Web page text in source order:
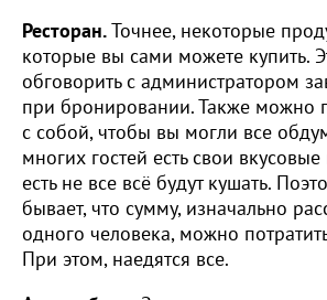
Ресторан.Точнее, некоторые
которые вы сами можете купить.
обговорить с администратором
при бронировании. Также можно
с собой, чтобы вы могли все
многих гостей есть свои вкусовые
есть не все всё будут кушать.
бывает, что сумму, изначально
одного человека, можно
При этом, наедятся все.